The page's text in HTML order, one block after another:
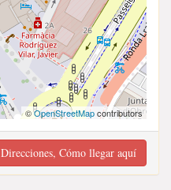
©OpenStreetMapcontributors
Direcciones, Cómo llegar aquí